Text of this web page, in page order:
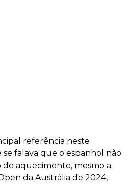
referência neste
falava que o espanhol não
aquecimento, mesmo a
da Austrália de 2024,